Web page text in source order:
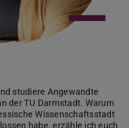
studiere Angewandte
der TU Darmstadt. Warum
Wissenschaftsstadt
habe, erzähle ich euch